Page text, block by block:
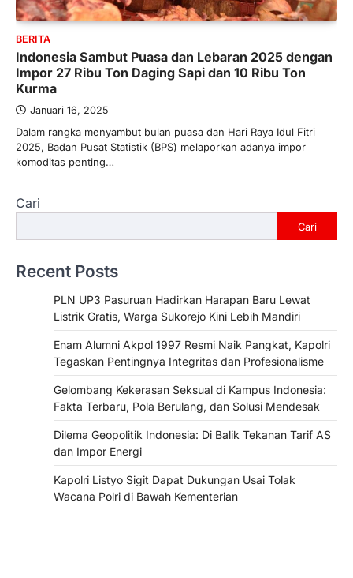
BERITA
Indonesia Sambut Puasa dan Lebaran 2025 dengan
Impor 27 Ribu Ton Daging Sapi dan 10 Ribu Ton
Kurma
Januari 16, 2025
Dalam rangka menyambut bulan puasa dan Hari Raya Idul Fitri
2025, Badan Pusat Statistik (BPS) melaporkan adanya impor
komoditas penting…
Cari
Cari
Recent Posts
PLN UP3 Pasuruan Hadirkan Harapan Baru Lewat
Listrik Gratis, Warga Sukorejo Kini Lebih Mandiri
Enam Alumni Akpol 1997 Resmi Naik Pangkat, Kapolri
Tegaskan Pentingnya Integritas dan Profesionalisme
Gelombang Kekerasan Seksual di Kampus Indonesia:
Fakta Terbaru, Pola Berulang, dan Solusi Mendesak
Dilema Geopolitik Indonesia: Di Balik Tekanan Tarif AS
dan Impor Energi
Kapolri Listyo Sigit Dapat Dukungan Usai Tolak
Wacana Polri di Bawah Kementerian